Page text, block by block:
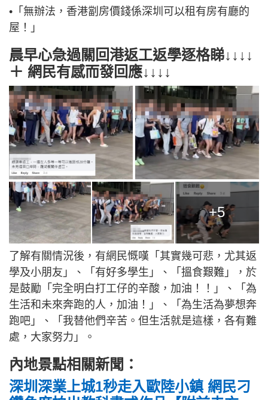
•「無辦法，香港劏房價錢係深圳可以租有房有廳的
屋！」
晨早心急過關回港返工返學逐格睇↓↓↓↓
＋ 網民有感而發回應↓↓↓↓
+5
了解有關情況後，有網民慨嘆「其實幾可悲，尤其返
學及小朋友」、「有好多學生」、「搵食艱難」，於
是鼓勵「完全明白打工仔的辛酸，加油！！」、「為
生活和未來奔跑的人，加油！」、「為生活為夢想奔
跑吧」、「我替他們辛苦。但生活就是這樣，各有難
處，大家努力」。
內地景點相關新聞：
深圳深業上城1秒走入歐陸小鎮 網民刁